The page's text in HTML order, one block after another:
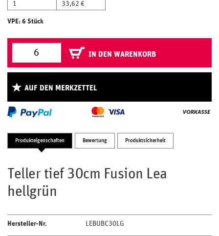
1
33,62 €
VPE: 6 Stück
IN DEN WARENKORB
AUF DEN MERKZETTEL
Produkteigenschaften Bewertung Produktsicherheit
Teller tief 30cm Fusion Lea
hellgrün
Hersteller-Nr. LEBUBC30LG